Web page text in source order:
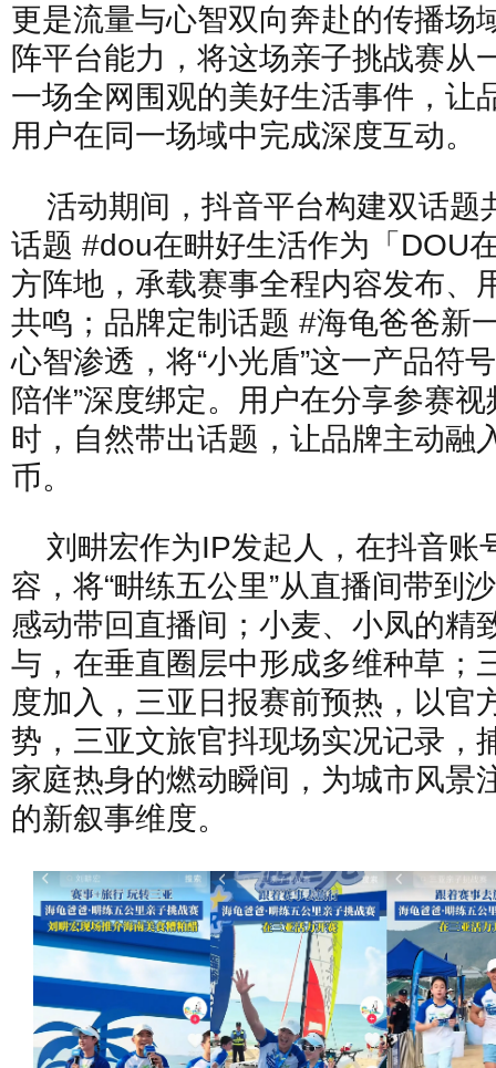
更是流量与心智双向奔赴的传播场
阵平台能力，将这场亲子挑战赛从
一场全网围观的美好生活事件，让
用户在同一场域中完成深度互动。
活动期间，抖音平台构建双话题
话题 #dou在畊好生活作为「DOU
方阵地，承载赛事全程内容发布、
共鸣；品牌定制话题 #海龟爸爸新
心智渗透，将“小光盾”这一产品符
陪伴”深度绑定。用户在分享参赛
时，自然带出话题，让品牌主动融
币。
刘畊宏作为IP发起人，在抖音账
容，将“畊练五公里”从直播间带到
感动带回直播间；小麦、小凤的精
与，在垂直圈层中形成多维种草；
度加入，三亚日报赛前预热，以官
势，三亚文旅官抖现场实况记录，
家庭热身的燃动瞬间，为城市风景
的新叙事维度。